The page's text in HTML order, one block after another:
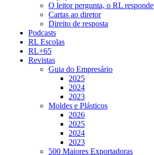
O leitor pergunta, o RL responde
Cartas ao diretor
Direito de resposta
Podcasts
RL Escolas
RL+65
Revistas
Guia do Empresário
2025
2024
2023
Moldes e Plásticos
2026
2025
2024
2023
500 Maiores Exportadoras